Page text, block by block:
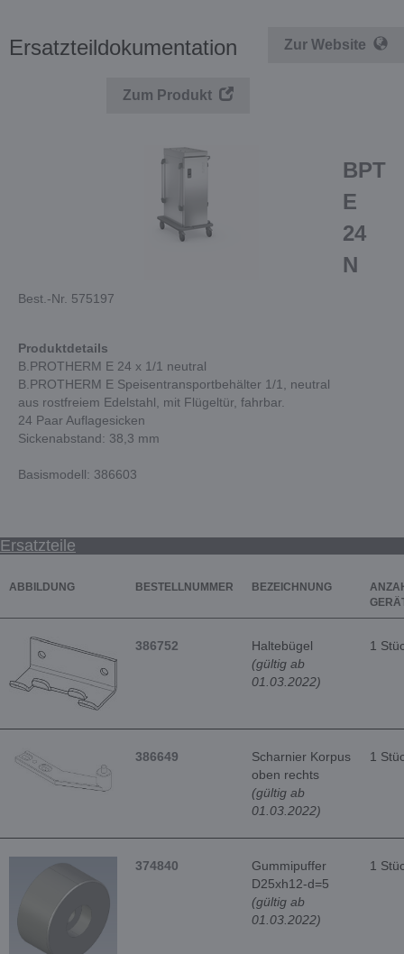
Ersatzteildokumentation Zur Website
Zum Produkt
BPT
E
24
N
Best.-Nr. 575197
Produktdetails
B.PROTHERM E 24 x 1/1 neutral
B.PROTHERM E Speisentransportbehälter 1/1, neutral
aus rostfreiem Edelstahl, mit Flügeltür, fahrbar.
24 Paar Auflagesicken
Sickenabstand: 38,3 mm
Basismodell: 386603
Ersatzteile
ABBILDUNG BESTELLNUMMER BEZEICHNUNG
386752
Haltebügel
(gültig ab
01.03.2022)
1
386649
Scharnier Korpus
oben rechts
(gültig ab
01.03.2022)
1
374840
Gummipuffer
D25xh12-d=5
(gültig ab
01.03.2022)
1